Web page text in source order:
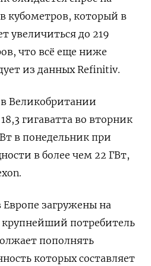
кубометров, который в
увеличиться до 219
что всё еще ниже
из данных Refinitiv.
Великобритании
гигаватта во вторник
в понедельник при
в более чем 22 ГВт,
загружены на
крупнейший потребитель
пополнять
которых составляет